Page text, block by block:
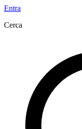
Entra
Cerca